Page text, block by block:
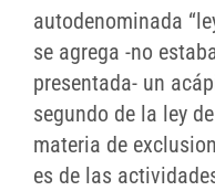
autodenominada
se agrega -no
presentada- un
segundo de la ley
materia de
es de las